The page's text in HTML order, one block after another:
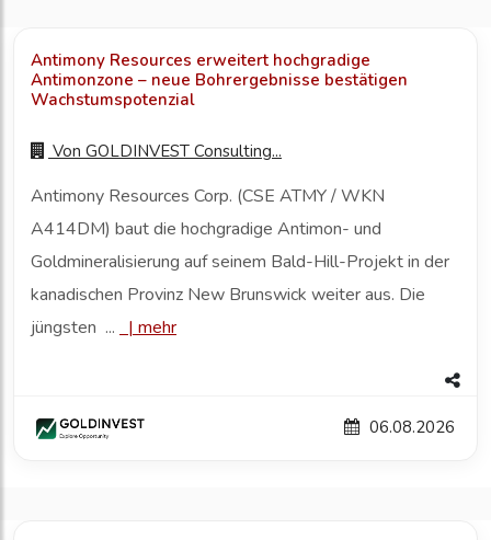
Antimony Resources erweitert hochgradige
Antimonzone – neue Bohrergebnisse bestätigen
Wachstumspotenzial
Von GOLDINVEST Consulting...
Antimony Resources Corp. (CSE ATMY / WKN
A414DM) baut die hochgradige Antimon- und
Goldmineralisierung auf seinem Bald-Hill-Projekt in der
kanadischen Provinz New Brunswick weiter aus. Die
jüngsten ...
| mehr
06.08.2026